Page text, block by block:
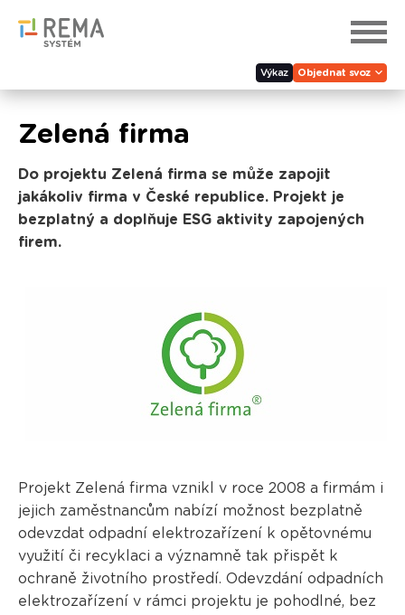
Výkaz Objednat svoz
Zelená firma
Do projektu Zelená firma se může zapojit
jakákoliv firma v České republice. Projekt je
bezplatný a doplňuje ESG aktivity zapojených
firem.
Projekt Zelená firma vznikl v roce 2008 a firmám i
jejich zaměstnancům nabízí možnost bezplatně
odevzdat odpadní elektrozařízení k opětovnému
využití či recyklaci a významně tak přispět k
ochraně životního prostředí. Odevzdání odpadních
elektrozařízení v rámci projektu je pohodlné, bez